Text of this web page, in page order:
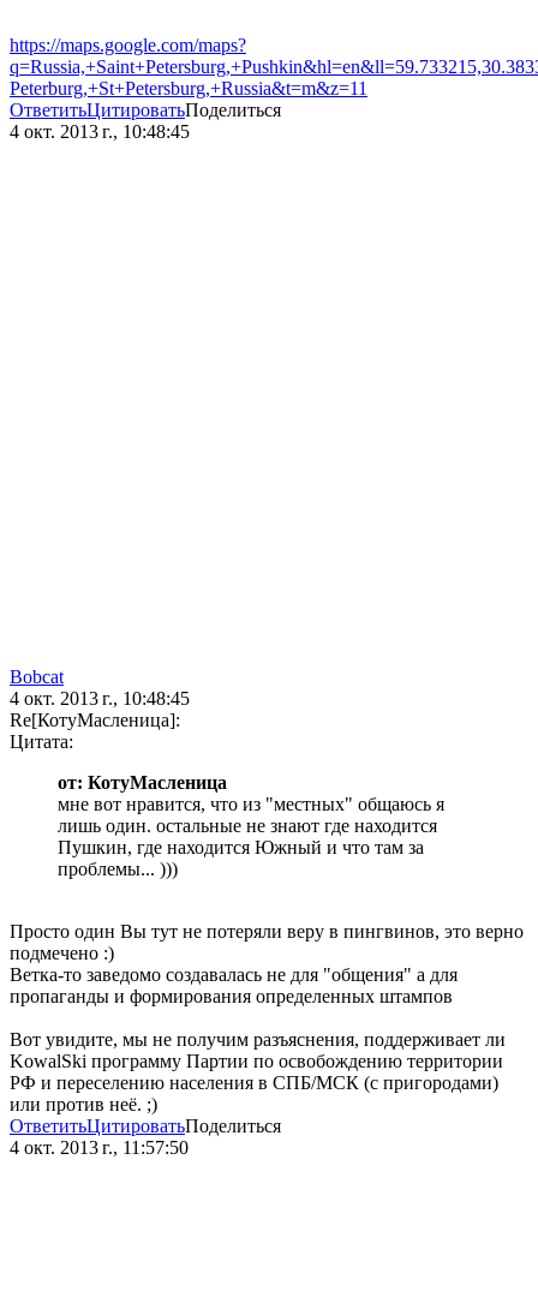
https://maps.google.com/maps?
Peterburg,+St+Petersburg,+Russia&t=m&z=11
ОтветитьЦитироватьПоделиться
4 окт. 2013 г., 10:48:45
Bobcat
4 окт. 2013 г., 10:48:45
Re[КотуМасленица]:
Цитата:
от: КотуМасленица
мне вот нравится, что из "местных" общаюсь я
лишь один. остальные не знают где находится
Пушкин, где находится Южный и что там за
проблемы... )))
Просто один Вы тут не потеряли веру в пингвинов, это верно
подмечено :)
Ветка-то заведомо создавалась не для "общения" а для
пропаганды и формирования определенных штампов
Вот увидите, мы не получим разъяснения, поддерживает ли
KowalSki программу Партии по освобождению территории
РФ и переселению населения в СПБ/МСК (с пригородами)
или против неё. ;)
ОтветитьЦитироватьПоделиться
4 окт. 2013 г., 11:57:50